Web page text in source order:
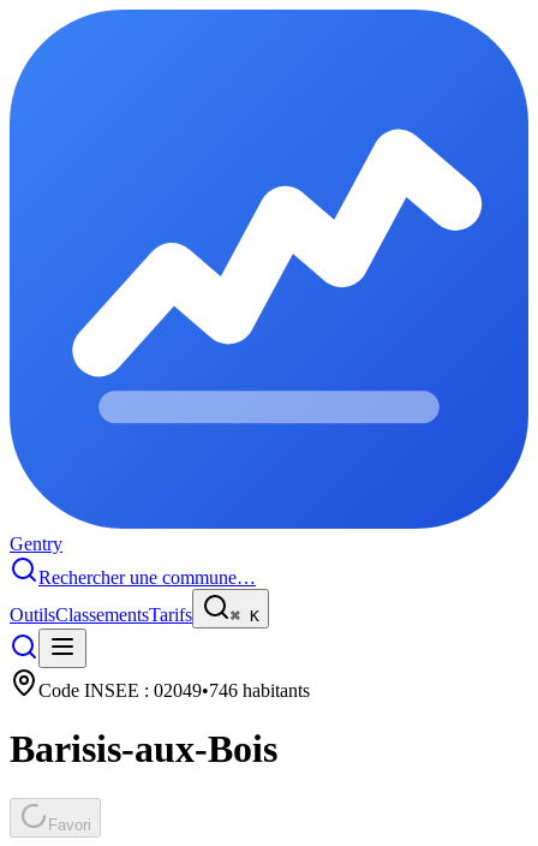
Gentry
Rechercher une commune…
OutilsClassementsTarifs ⌘ K
Code INSEE : 02049•746 habitants
Barisis-aux-Bois
Favori